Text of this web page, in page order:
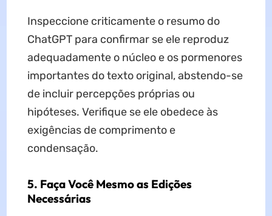
Inspeccione criticamente o resumo do
ChatGPT para confirmar se ele reproduz
adequadamente o núcleo e os pormenores
importantes do texto original, abstendo-se
de incluir percepções próprias ou
hipóteses. Verifique se ele obedece às
exigências de comprimento e
condensação.
5. Faça Você Mesmo as Edições
Necessárias